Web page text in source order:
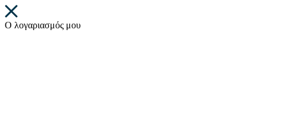
Ο λογαριασμός μου